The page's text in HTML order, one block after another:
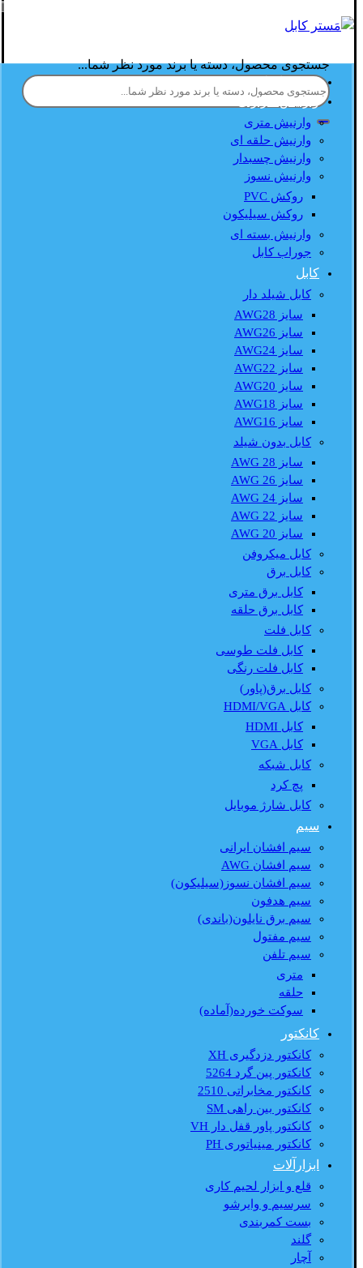
جستجوی محصول، دسته یا برند مورد نظر شما...
صفحه اصلی
وارنیش حرارتی
وارنیش متری
وارنیش حلقه ای
وارنیش چسبدار
وارنیش نسوز
روکش PVC
روکش سیلیکون
وارنیش بسته ای
جوراب کابل
کابل
کابل شیلد دار
سایز AWG28
سایز AWG26
سایز AWG24
سایز AWG22
سایز AWG20
سایز AWG18
سایز AWG16
کابل بدون شیلد
سایز AWG 28
سایز AWG 26
سایز AWG 24
سایز AWG 22
سایز AWG 20
کابل میکروفن
کابل برق
کابل برق متری
کابل برق حلقه
کابل فلت
کابل فلت طوسی
کابل فلت رنگی
کابل برق(پاور)
کابل HDMI/VGA
کابل HDMI
کابل VGA
کابل شبکه
پچ کرد
کابل شارژ موبایل
سیم
سیم افشان ایرانی
سیم افشان AWG
سیم افشان نسوز(سیلیکون)
سیم هدفون
سیم برق نایلون(باندی)
سیم مفتول
سیم تلفن
متری
حلقه
سوکت خورده(آماده)
کانکتور
کانکتور دزدگیری XH
کانکتور پین گرد 5264
کانکتور مخابراتی 2510
کانکتور بین راهی SM
کانکتور پاور قفل دار VH
کانکتور مینیاتوری PH
ابزارآلات
قلع و ابزار لحیم کاری
سرسیم و وایرشو
بست کمربندی
گلند
آچار